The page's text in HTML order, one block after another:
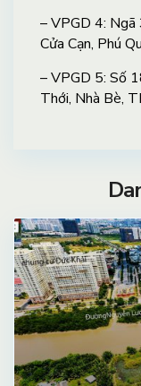
– VPGD 4:
Cửa Cạn, Phú
– VPGD 5: Số
Thới, Nhà Bè,